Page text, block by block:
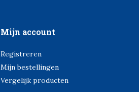
Mijn account
Registreren
Mijn bestellingen
Vergelijk producten